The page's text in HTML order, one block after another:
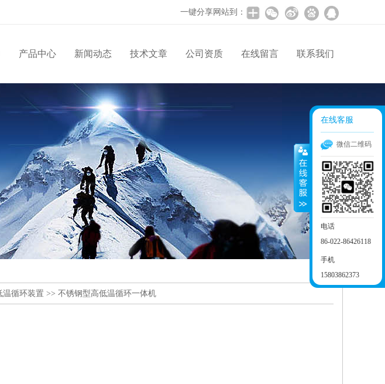
一键分享网站到：
产品中心 新闻动态 技术文章 公司资质 在线留言 联系我们
温循环装置 >> 不锈钢型高低温循环一体机
在线客服
微信二维码
电话
86-022-86426118
手机
15803862373